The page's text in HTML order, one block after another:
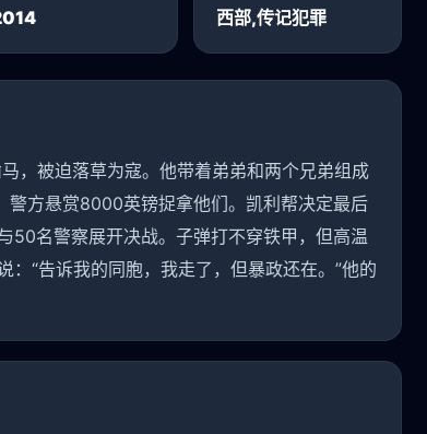
西部,传记犯罪
，被迫落草为寇。他带着弟弟和两个兄弟组成
警方悬赏8000英镑捉拿他们。凯利帮决定最后
50名警察展开决战。子弹打不穿铁甲，但高温
“告诉我的同胞，我走了，但暴政还在。”他的